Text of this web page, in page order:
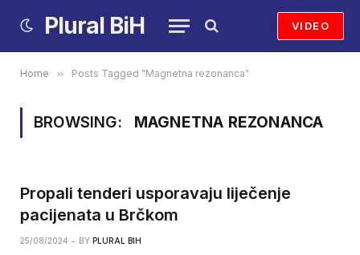
Plural BiH VIDEO
Home » Posts Tagged "Magnetna rezonanca"
BROWSING: MAGNETNA REZONANCA
Propali tenderi usporavaju liječenje
pacijenata u Brčkom
25/08/2024 BY PLURAL BIH